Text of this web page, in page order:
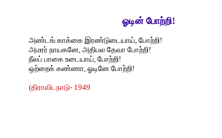
ஓடின் போற்றி!
அண்டங் காக்கை இரண்டுடையாய், போற்றி!
அமரர் நாயகனே, அதிபல தேவா போற்றி!
நீலப் பாகை உடையாய், போற்றி!
ஒற்றைக் கண்ணா, ஓடினே போற்றி!
(திராவிடநாடு- 1949